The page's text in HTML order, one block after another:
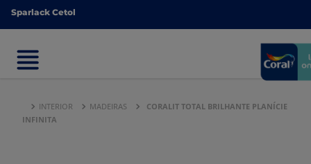
Sparlack Cetol
Sparlack Cetol
INTERIOR MADEIRAS
CORALIT TOTAL BRILHANTE PLANÍCIE
INFINITA